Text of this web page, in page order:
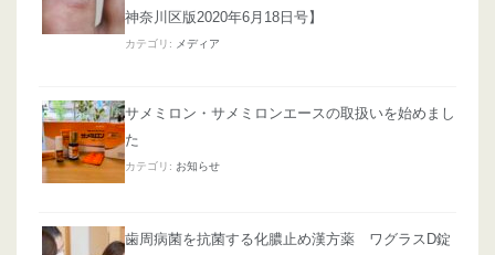
神奈川区版2020年6月18日号】
カテゴリ: メディア
サメミロン・サメミロンエースの取扱いを始めまし
た
カテゴリ: お知らせ
歯周病菌を抗菌する化膿止め漢方薬 ワグラスD錠